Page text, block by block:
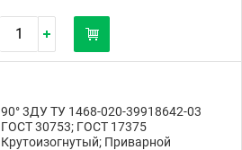
90° 3ДУ ТУ 1468-020-39918642-03
ГОСТ 30753; ГОСТ 17375
Крутоизогнутый; Приварной